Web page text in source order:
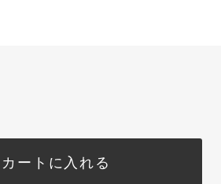
カートに入れる